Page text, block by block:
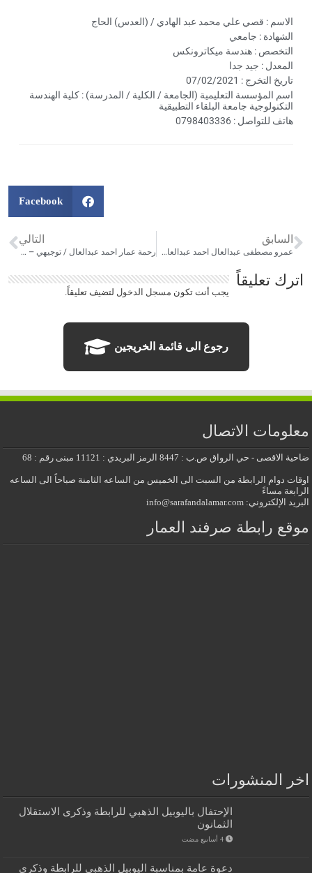
الاسم : قصي علي محمد عبد الهادي / (العدس) الحاج
الشهادة : جامعي
التخصص : هندسة ميكاترونكس
المعدل : جيد جدا
تاريخ التخرج : 07/02/2021
اسم المؤسسة التعليمية (الجامعة / الكلية / المدرسة) : كلية الهندسة
التكنولوجية جامعة البلقاء التطبيقية
هاتف للتواصل : 0798403336
Facebook
السابق
عمرو مصطفى عبدالعال احمد عبدالعال / هندسة بيولوجية / صناعة أطراف
التالي
رحمة عمار احمد عبدالعال / توجيهي – ادبي
اترك تعليقاً
يجب أنت تكون مسجل الدخول لتضيف تعليقاً.
رجوع الى قائمة الخريجين
معلومات الاتصال
ضاحية الاقصى - حي الرواق ص.ب : 8447 الرمز البريدي : 11121 مبنى رقم : 68
اوقات دوام الرابطة من السبت الى الخميس من الساعه الثامنة صباحاً الى الساعه
الرابعة مساءً
البريد الإلكتروني: info@sarafandalamar.com
موقع رابطة صرفند العمار
اخر المنشورات
الإحتفال باليوبيل الذهبي للرابطة وذكرى الاستقلال
الثمانون
‏4 أسابيع مضت
دعوة عامة بمناسبة اليوبيل الذهبي للرابطة وذكرى